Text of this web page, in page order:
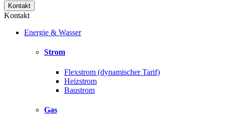
Kontakt
Kontakt
Energie & Wasser
Strom
Flexstrom (dynamischer Tarif)
Heizstrom
Baustrom
Gas